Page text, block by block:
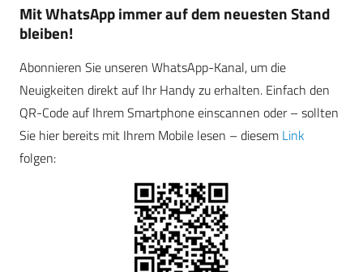
Mit WhatsApp immer auf dem neuesten Stand
bleiben!
Abonnieren Sie unseren WhatsApp-Kanal, um die
Neuigkeiten direkt auf Ihr Handy zu erhalten. Einfach den
QR-Code auf Ihrem Smartphone einscannen oder – sollten
Sie hier bereits mit Ihrem Mobile lesen – diesem Link
folgen: